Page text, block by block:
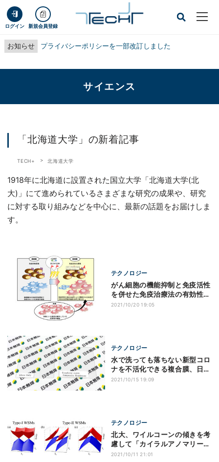
ログイン 新規会員登録
お知らせ プライバシーポリシーを一部改訂しました
サイエンス
「北海道大学」の新着記事
TECH+ 北海道大学
1918年に北海道に設置された国立大学「北海道大学(北
大)」にて進められているさまざまな研究の成果や、研究
に対する取り組みなどを中心に、最新の話題をお届けしま
す。
テクノロジー
がん細胞の機能抑制と免疫活性
を併せた免疫治療法の有効性、
旭川医大などが確認
2021/10/20 19:05
テクノロジー
水で洗っても落ちない新型コロ
ナを不活化できる複合膜、日本
触媒が開発
2021/10/15 19:09
テクノロジー
北大、ワイルコーンの傾きを考
慮して「カイラルアノマリー公
式」の拡張に成功
2021/10/11 21:01